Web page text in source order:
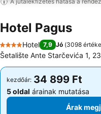
Hotel Pagus
4 Kategória
Hotel 7,9 Jó (3098
Šetalište Ante Starčevića 1,
kezdőár: 34 899 Ft
5 oldal árainak mutatása
Árak
kezdőár: 34 899 Ft
5 oldal árainak mutatása
Árak